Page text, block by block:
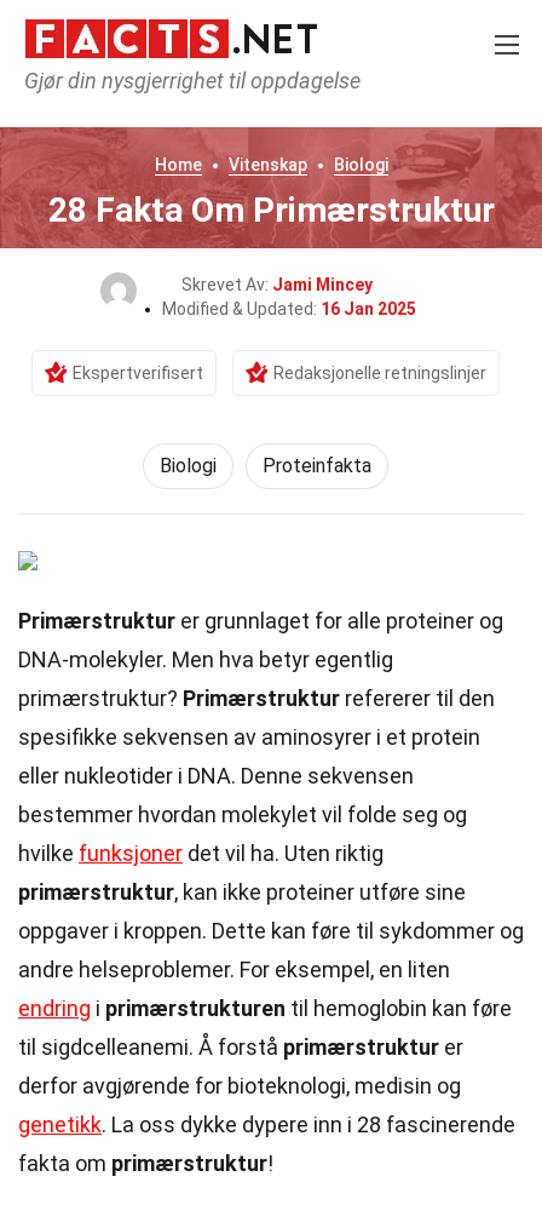
Gjør din nysgjerrighet til oppdagelse
Home Vitenskap Biologi
28 Fakta Om Primærstruktur
Skrevet Av: Jami Mincey
Modified & Updated: 16 Jan 2025
Ekspertverifisert Redaksjonelle retningslinjer
Biologi Proteinfakta
Primærstruktur er grunnlaget for alle proteiner og
DNA-molekyler. Men hva betyr egentlig
primærstruktur? Primærstruktur refererer til den
spesifikke sekvensen av aminosyrer i et protein
eller nukleotider i DNA. Denne sekvensen
bestemmer hvordan molekylet vil folde seg og
hvilke funksjoner det vil ha. Uten riktig
primærstruktur, kan ikke proteiner utføre sine
oppgaver i kroppen. Dette kan føre til sykdommer og
andre helseproblemer. For eksempel, en liten
endring i primærstrukturen til hemoglobin kan føre
til sigdcelleanemi. Å forstå primærstruktur er
derfor avgjørende for bioteknologi, medisin og
genetikk. La oss dykke dypere inn i 28 fascinerende
fakta om primærstruktur!